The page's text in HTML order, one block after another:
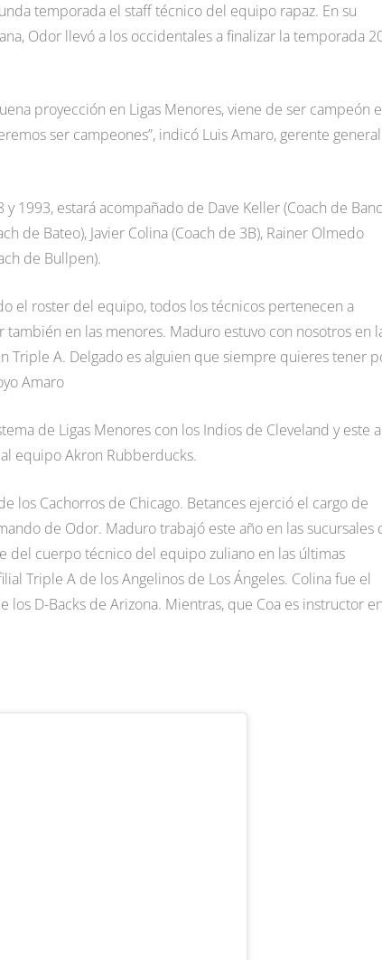
temporada el staff técnico del equipo rapaz. En su
Odor llevó a los occidentales a finalizar la temporada
proyección en Ligas Menores, viene de ser campeón
ser campeones”, indicó Luis Amaro, gerente
1993, estará acompañado de Dave Keller (Coach de
de Bateo), Javier Colina (Coach de 3B), Rainer Olmedo
de Bullpen).
el roster del equipo, todos los técnicos pertenecen a
en las menores. Maduro estuvo con nosotros en
Triple A. Delgado es alguien que siempre quieres tener
Amaro
de Ligas Menores con los Indios de Cleveland y este
equipo Akron Rubberducks.
los Cachorros de Chicago. Betances ejerció el cargo de
de Odor. Maduro trabajó este año en las sucursales
del cuerpo técnico del equipo zuliano en las últimas
Triple A de los Angelinos de Los Ángeles. Colina fue el
los D-Backs de Arizona. Mientras, que Coa es instructor